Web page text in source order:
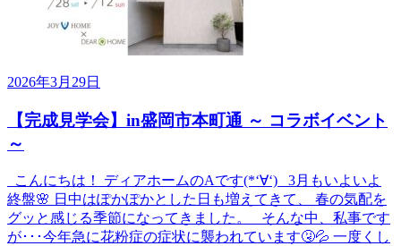
2026年3月29日
【完成見学会】in盛岡市本町通 ～ コラボイベント
～
こんにちは！ ディアホームのAです(*‘∀‘) 3月もいよいよ
終盤🌸 日中はぽかぽかとした日も増えてきて、 春の気配を
グッと感じる季節になってきました。 そんな中、私事です
が･･･今年急に花粉症の症状に襲われています🤧💦 一度くし